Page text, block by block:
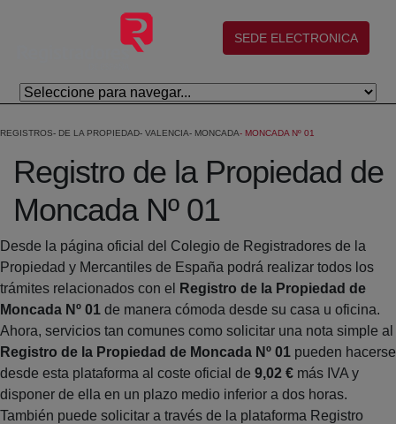
Salta al contingut principal
(abre en nueva ventana)
SEDE ELECTRONICA
REGISTROS DE LA PROPIEDAD VALENCIA MONCADA MONCADA Nº 01
Registro de la Propiedad de
Moncada Nº 01
Desde la página oficial del Colegio de Registradores de la
Propiedad y Mercantiles de España podrá realizar todos los
trámites relacionados con el
Registro de la Propiedad de
Moncada Nº 01 de manera cómoda desde su casa u oficina.
Ahora, servicios tan comunes como solicitar una nota simple al
Registro de la Propiedad de Moncada Nº 01 pueden hacerse
desde esta plataforma al coste oficial de 9,02 € más IVA y
disponer de ella en un plazo medio inferior a dos horas.
También puede solicitar a través de la plataforma Registro